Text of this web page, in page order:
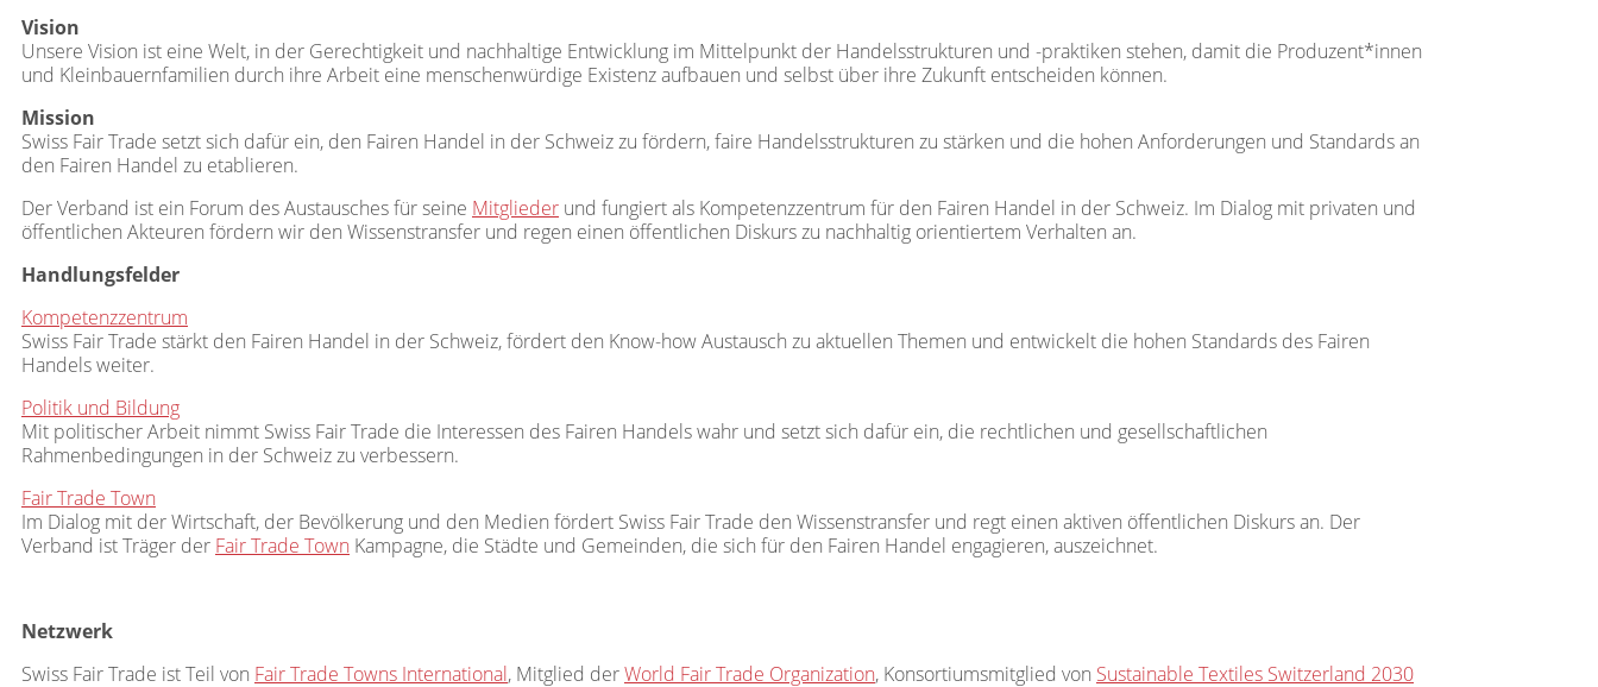
Vision
Unsere Vision ist eine Welt, in der Gerechtigkeit und nachhaltige Entwicklung im Mittelpunkt der Handelsstrukturen und -praktiken stehen, damit die Produzent*innen
und Kleinbauernfamilien durch ihre Arbeit eine menschenwürdige Existenz aufbauen und selbst über ihre Zukunft entscheiden können.
Mission
Swiss Fair Trade setzt sich dafür ein, den Fairen Handel in der Schweiz zu fördern, faire Handelsstrukturen zu stärken und die hohen Anforderungen und Standards an
den Fairen Handel zu etablieren.
Der Verband ist ein Forum des Austausches für seine Mitglieder und fungiert als Kompetenzzentrum für den Fairen Handel in der Schweiz. Im Dialog mit privaten und
öffentlichen Akteuren fördern wir den Wissenstransfer und regen einen öffentlichen Diskurs zu nachhaltig orientiertem Verhalten an.
Handlungsfelder
Kompetenzzentrum
Swiss Fair Trade stärkt den Fairen Handel in der Schweiz, fördert den Know-how Austausch zu aktuellen Themen und entwickelt die hohen Standards des Fairen
Handels weiter.
Politik und Bildung
Mit politischer Arbeit nimmt Swiss Fair Trade die Interessen des Fairen Handels wahr und setzt sich dafür ein, die rechtlichen und gesellschaftlichen
Rahmenbedingungen in der Schweiz zu verbessern.
Fair Trade Town
Im Dialog mit der Wirtschaft, der Bevölkerung und den Medien fördert Swiss Fair Trade den Wissenstransfer und regt einen aktiven öffentlichen Diskurs an. Der
Verband ist Träger der Fair Trade Town Kampagne, die Städte und Gemeinden, die sich für den Fairen Handel engagieren, auszeichnet.
Netzwerk
Swiss Fair Trade ist Teil von Fair Trade Towns International, Mitglied derWorld Fair Trade Organization, Konsortiumsmitglied von Sustainable Textiles Switzerland 2030